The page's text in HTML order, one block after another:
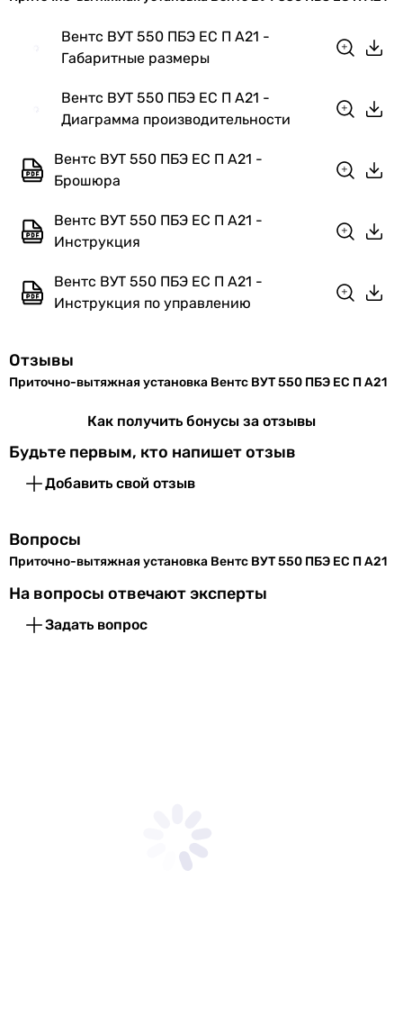
Ширина 1291 мм
Высота 280 мм
Вес
Размер
подключаемых
200 мм
Габариты в упаковке
упаковке
упаковке
Гарантия
Вентс ВУТ 550 ПБЭ ЕС П А21 -
Габаритные размеры
Вентс ВУТ 550 ПБЭ ЕС П А21 -
Диаграмма производительности
Вентс ВУТ 550 ПБЭ ЕС П А21 -
Брошюра
Вентс ВУТ 550 ПБЭ ЕС П А21 -
Инструкция
Вентс ВУТ 550 ПБЭ ЕС П А21 -
Инструкция по управлению
Отзывы
Приточно-вытяжная установка Вентс ВУТ 550 ПБЭ ЕС П А21
Как получить бонусы за отзывы
Будьте первым, кто напишет отзыв
Добавить свой отзыв
Вопросы
Приточно-вытяжная установка Вентс ВУТ 550 ПБЭ ЕС П А21
На вопросы отвечают эксперты
Задать вопрос